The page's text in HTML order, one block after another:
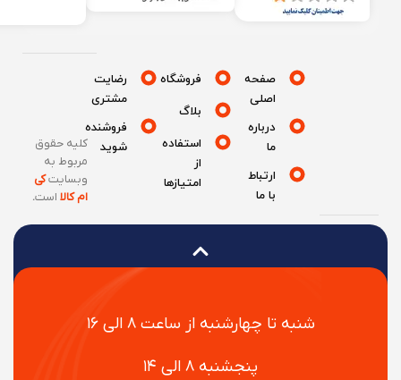
شنبه تا چهارشنبه از ساعت ۸ الی ۱۶
پنجشنبه ۸ الی ۱۴
صفحه
درباره
ارتباط
فروشگاه
بلاگ
استفاده
امتیازها
رضایت
مشتری
فروشنده
شوید
کلیه حقوق
مربوط به
وبسایتکی
ام کالااست.